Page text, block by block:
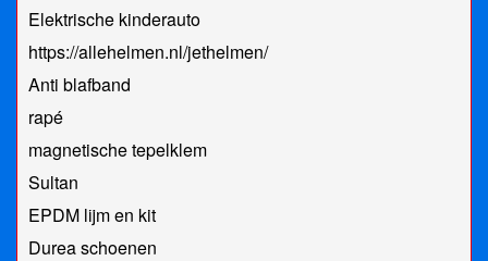
Elektrische kinderauto
https://allehelmen.nl/jethelmen/
Anti blafband
rapé
magnetische tepelklem
Sultan
EPDM lijm en kit
Durea schoenen